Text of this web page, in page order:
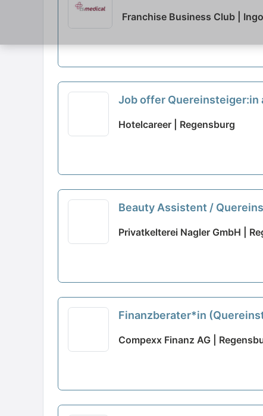
Franchise Business Club |
Job offer Quereinsteiger:in
StepStone
Hotelcareer | Regensburg
Beauty Assistent /
Privatkelterei Nagler GmbH |
Finanzberater*in
Compexx Finanz AG |